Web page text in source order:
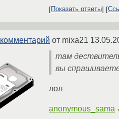
Показать ответы
комментарий от mixa21
там
вы
лол
anonymous_sama